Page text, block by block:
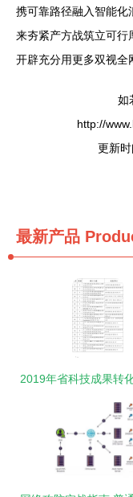
携可靠路径融入智能化
来夯紧产方战筑立可行
开辟充分用更多双视全
如
http://
更新
最新产品